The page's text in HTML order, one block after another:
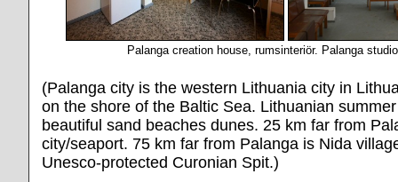
Palanga creation house, rumsinteriör. Palanga
(Palanga city is the western Lithuania city in
on the shore of the Baltic Sea. Lithuanian
beautiful sand beaches dunes. 25 km far from
city/seaport. 75 km far from Palanga is Nida
Unesco-protected Curonian Spit.)